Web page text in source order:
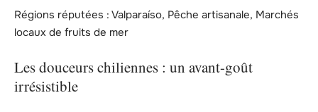
Régions réputées : Valparaíso, Pêche artisanale, Marchés
locaux de fruits de mer
Les douceurs chiliennes : un avant-goût
irrésistible